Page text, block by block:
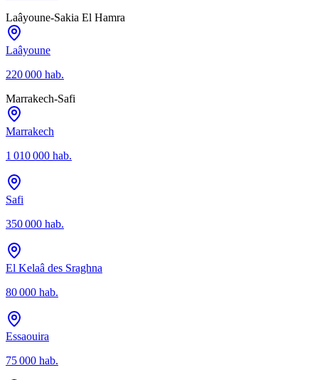
Laâyoune-Sakia El Hamra
Laâyoune
220 000 hab.
Marrakech-Safi
Marrakech
1 010 000 hab.
Safi
350 000 hab.
El Kelaâ des Sraghna
80 000 hab.
Essaouira
75 000 hab.